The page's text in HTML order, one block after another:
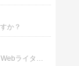
か？
Webライターのメリットを徹底解説します。Webライターの魅力や成長のポイントを知り、副業としての可能性を探りましょう。